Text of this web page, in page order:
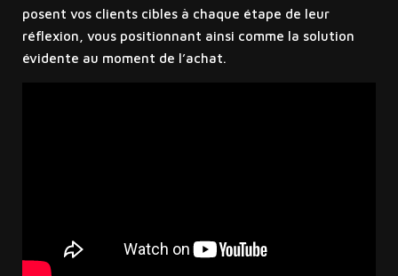
posent vos clients cibles à chaque étape de leur
réflexion, vous positionnant ainsi comme la solution
évidente au moment de l’achat.